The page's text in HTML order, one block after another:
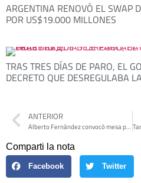
ARGENTINA RENOVÓ EL SWAP
POR US$19.000 MILLONES
TRAS TRES DÍAS DE PARO, EL
DECRETO QUE DESREGULABA
ANTERIOR
Alberto Fernández convocó mesa política del Frente de Todos para impedir regreso de JxC al gobierno
Comparti la nota
Facebook Twitter